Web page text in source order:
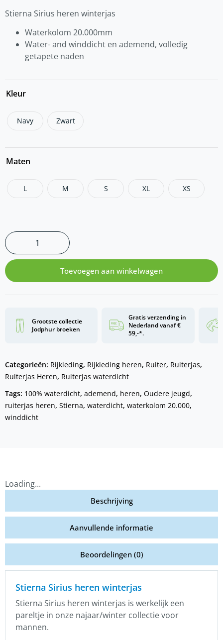
Stierna Sirius heren winterjas
Waterkolom 20.000mm
Water- and winddicht en ademend, volledig
getapete naden
Kleur
Navy Zwart
Maten
L M S XL XS
Toevoegen aan winkelwagen
Grootste collectie
Jodphur broeken
Gratis verzending in
Nederland vanaf €
59,-*.
Categorieën: Rijkleding, Rijkleding heren, Ruiter, Ruiterjas,
Ruiterjas Heren, Ruiterjas waterdicht
Tags: 100% waterdicht, ademend, heren, Oudere jeugd,
ruiterjas heren, Stierna, waterdicht, waterkolom 20.000,
winddicht
Loading...
Beschrijving
Aanvullende informatie
Beoordelingen (0)
Stierna Sirius heren winterjas
Stierna Sirius heren winterjas is werkelijk een
pareltje in onze najaar/winter collectie voor
mannen.